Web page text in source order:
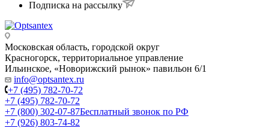
Подписка на рассылку
Московская область, городской округ
Красногорск, территориальное управление
Ильинское, «Новорижский рынок» павильон 6/1
info@optsantex.ru
+7 (495) 782-70-72
+7 (495) 782-70-72
+7 (800) 302-07-87Бесплатный звонок по РФ
+7 (926) 803-74-82